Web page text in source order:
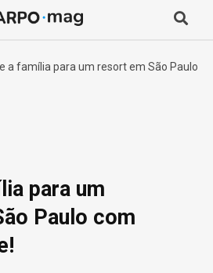
a família para um resort em São Paulo
para um
Paulo com